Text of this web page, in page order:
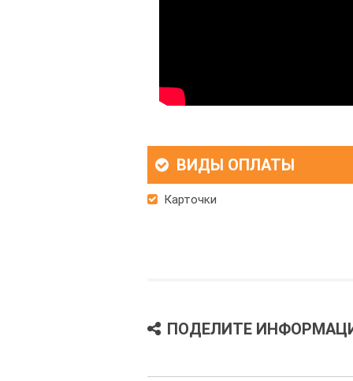
ВИДЫ ОПЛАТЫ
Карточки
ПОДЕЛИТЕ